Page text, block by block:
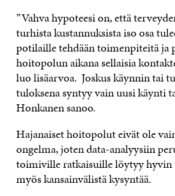
”Vahva hypoteesi on, että
turhista kustannuksista iso osa
potilaille tehdään toimenpiteitä ja
hoitopolun aikana sellaisia
luo lisäarvoa. Joskus käynnin tai
tuloksena syntyy vain uusi käynti
Honkanen sanoo.
Hajanaiset hoitopolut eivät ole
ongelma, joten data-analyysiin
toimiville ratkaisuille löytyy hyvin
myös kansainvälistä kysyntää.